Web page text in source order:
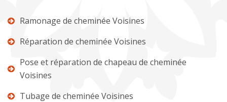
Ramonage de cheminée Voisines
Réparation de cheminée Voisines
Pose et réparation de chapeau de cheminée
Voisines
Tubage de cheminée Voisines